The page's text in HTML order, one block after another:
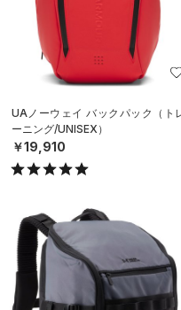
UAノーウェイ バックパック（ト
ーニング/UNISEX）
￥19,910